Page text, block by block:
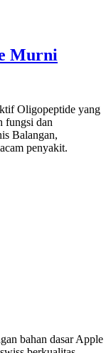
Murni
Oligopeptide yang
fungsi dan
Balangan,
penyakit.
bahan dasar Apple